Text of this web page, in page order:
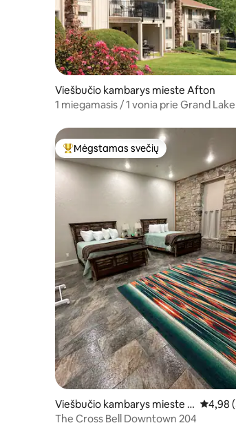
Viešbučio kambarys mieste Afton
1 miegamasis / 1 vonia prie Grand Lake
Svečių mėgstamiausias
Mėgstamas svečių
Viešbučio kambarys mieste P
awhuska
4,98
The Cross Bell Downtown 204